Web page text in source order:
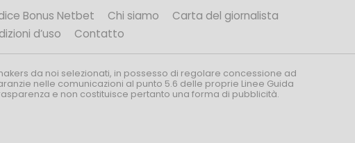
Bonus Netbet Chi siamo
Carta del giornalista
d’uso Contatto
da noi selezionati, in possesso di regolare concessione ad
nelle comunicazioni al punto 5.6 delle proprie Linee Guida
e non costituisce pertanto una forma di pubblicità.